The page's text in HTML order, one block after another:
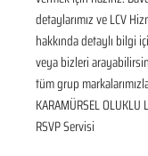
detaylarımız ve LCV
hakkında detaylı bilgi
veya bizleri
tüm grup
KARAMÜRSEL
RSVP Servisi